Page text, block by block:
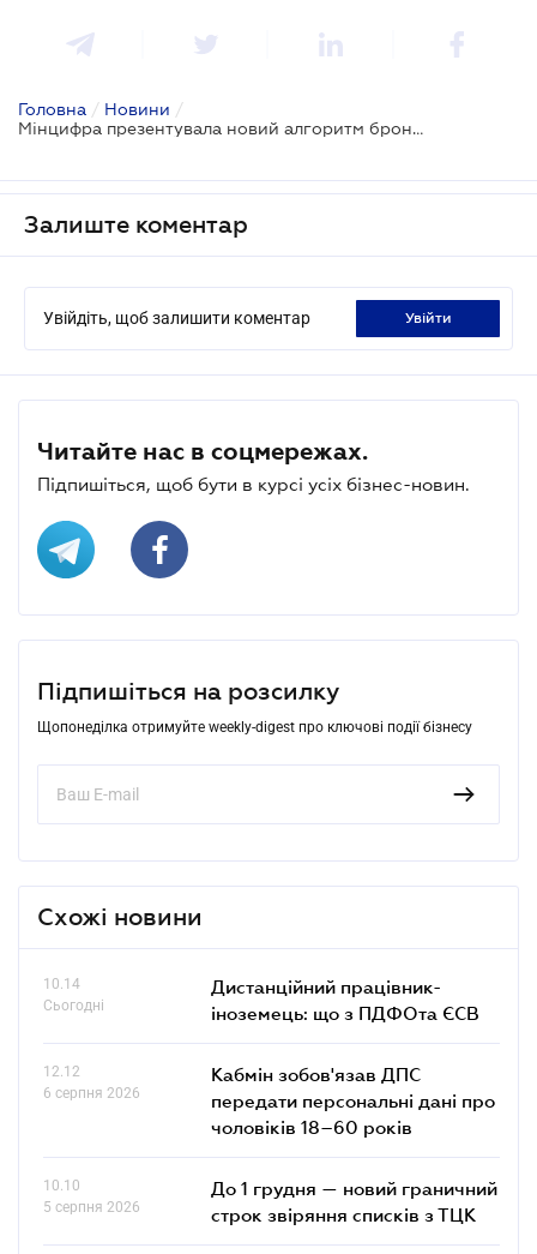
Головна / Новини /
Мінцифра презентувала новий алгоритм бронювання IT-фахівців
Залиште коментар
Увійдіть, щоб залишити коментар увійти
Читайте нас в соцмережах.
Підпишіться, щоб бути в курсі усіх бізнес-новин.
Підпишіться на розсилку
Щопонеділка отримуйте weekly-digest про ключові події бізнесу
Схожі новини
10.14
Сьогодні
Дистанційний працівник-
іноземець: що з ПДФОта ЄСВ
12.12
6 серпня 2026
Кабмін зобов'язав ДПС
передати персональні дані про
чоловіків 18–60 років
10.10
5 серпня 2026
До 1 грудня — новий граничний
строк звіряння списків з ТЦК